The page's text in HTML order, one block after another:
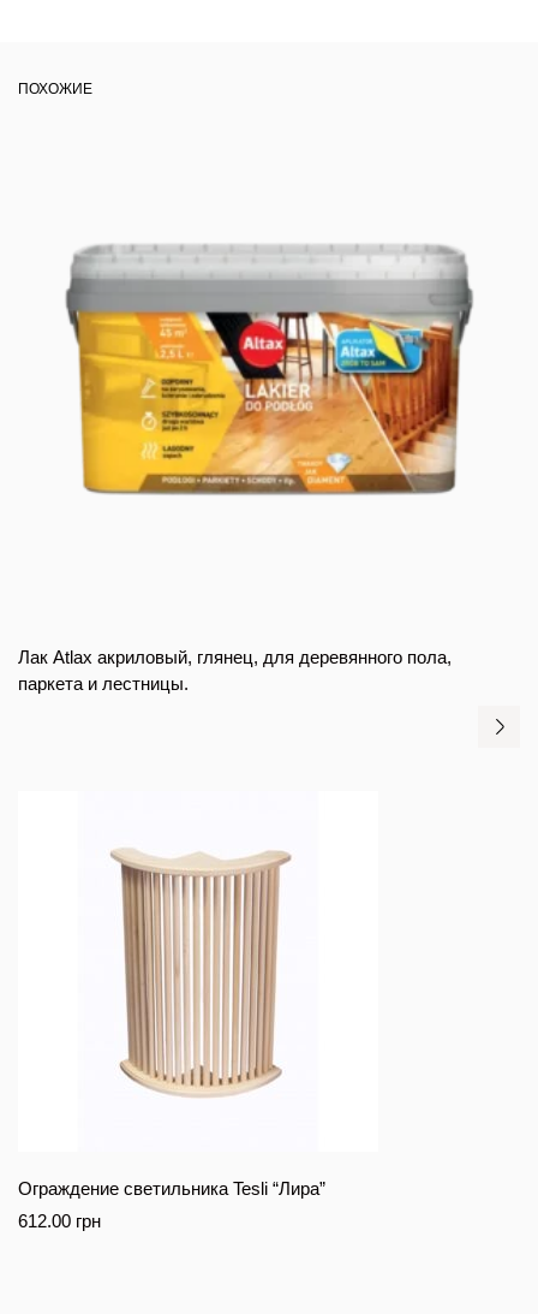
ПОХОЖИЕ
Лак Atlax акриловый, глянец, для деревянного пола,
паркета и лестницы.
Ограждение светильника Tesli “Лира”
612.00 грн